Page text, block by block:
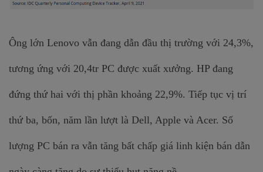
Ông lớn Lenovo vẫn đang dẫn đầu thị trường với 24,3%,
tương ứng với 20,4tr PC được xuất xưởng. HP đang
đứng thứ hai với thị phần khoảng 22,9%. Tiếp tục vị trí
thứ ba, bốn, năm lần lượt là Dell, Apple và Acer. Số
lượng PC bán ra vẫn tăng bất chấp giá linh kiện bán dẫn